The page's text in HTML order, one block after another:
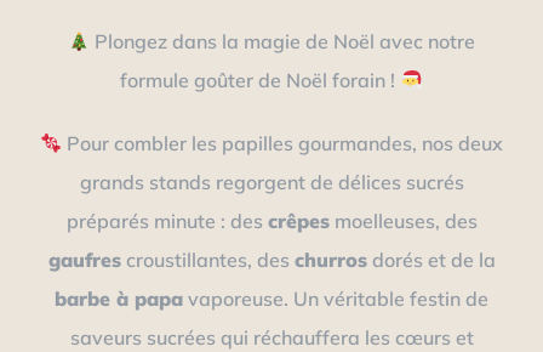
Plongez dans la magie de Noël avec notre
formule goûter de Noël forain !
Pour combler les papilles gourmandes, nos deux
grands stands regorgent de délices sucrés
préparés minute : des crêpesmoelleuses, des
gaufrescroustillantes, des churrosdorés et de la
barbe à papa vaporeuse. Un véritable festin de
saveurs sucrées qui réchauffera les cœurs et